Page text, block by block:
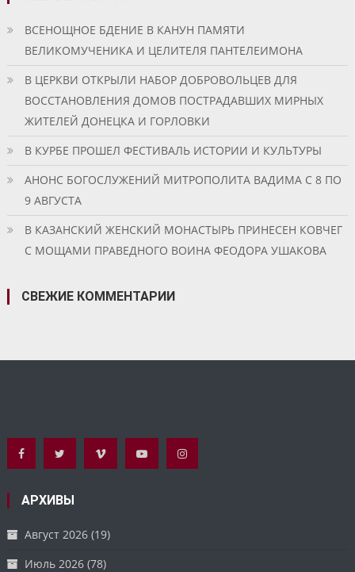
ВСЕНОЩНОЕ БДЕНИЕ В КАНУН ПАМЯТИ
ВЕЛИКОМУЧЕНИКА И ЦЕЛИТЕЛЯ ПАНТЕЛЕИМОНА
В ЦЕРКВИ ОТКРЫЛИ НАБОР ДОБРОВОЛЬЦЕВ ДЛЯ
ВОССТАНОВЛЕНИЯ ДОМОВ ПОСТРАДАВШИХ МИРНЫХ
ЖИТЕЛЕЙ ДОНЕЦКА И ГОРЛОВКИ
В КУРБЕ ПРОШЕЛ ФЕСТИВАЛЬ ИСТОРИИ И КУЛЬТУРЫ
АНОНС БОГОСЛУЖЕНИЙ МИТРОПОЛИТА ВАДИМА С 8 ПО
9 АВГУСТА
В КАЗАНСКИЙ ЖЕНСКИЙ МОНАСТЫРЬ ПРИНЕСЕН КОВЧЕГ
С МОЩАМИ ПРАВЕДНОГО ВОИНА ФЕОДОРА УШАКОВА
СВЕЖИЕ КОММЕНТАРИИ
АРХИВЫ
Август 2026 (19)
Июль 2026 (78)